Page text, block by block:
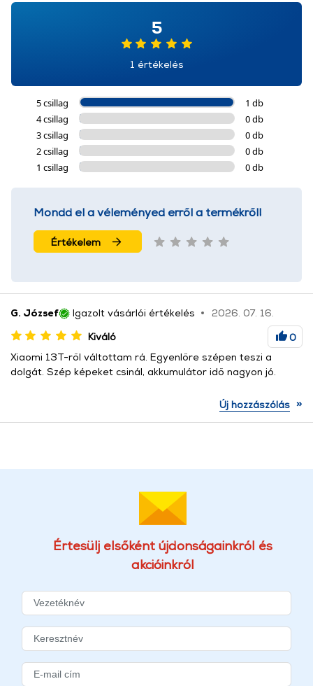
5
1 értékelés
5 csillag
1 db
4 csillag
0 db
3 csillag
0 db
2 csillag
0 db
1 csillag
0 db
Mondd el a véleményed erről a termékről!
Értékelem
G. József Igazolt vásárlói értékelés
2026. 07. 16.
Kiváló
0
Xiaomi 13T-ről váltottam rá. Egyenlőre szépen teszi a
dolgát. Szép képeket csinál, akkumulátor idő nagyon jó.
Új hozzászólás »
Értesülj elsőként újdonságainkról és
akcióinkról